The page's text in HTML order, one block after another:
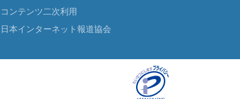
コンテンツ二次利用
日本インターネット報道協会